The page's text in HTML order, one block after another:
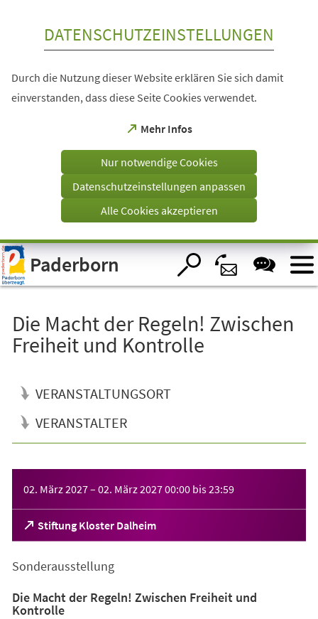
Visuelle
Assistenzsoftware
öffnen.
DATENSCHUTZEINSTELLUNGEN
Durch die Nutzung dieser Website erklären Sie sich damit
einverstanden, dass diese Seite Cookies verwendet.
Mehr Infos
(Öffnet
einem
Tab)
Nur notwendige Cookies
Datenschutzeinstellungen anpassen
Alle Cookies akzeptieren
Paderborn
Die Macht der Regeln! Zwischen
Freiheit und Kontrolle
VERANSTALTUNGSORT
VERANSTALTER
02. März 2027– 02. März 202700:00 bis23:59
Stiftung Kloster Dalheim
(Öffnet
in
neuen
Sonderausstellung
Die Macht der Regeln! Zwischen Freiheit und
Kontrolle